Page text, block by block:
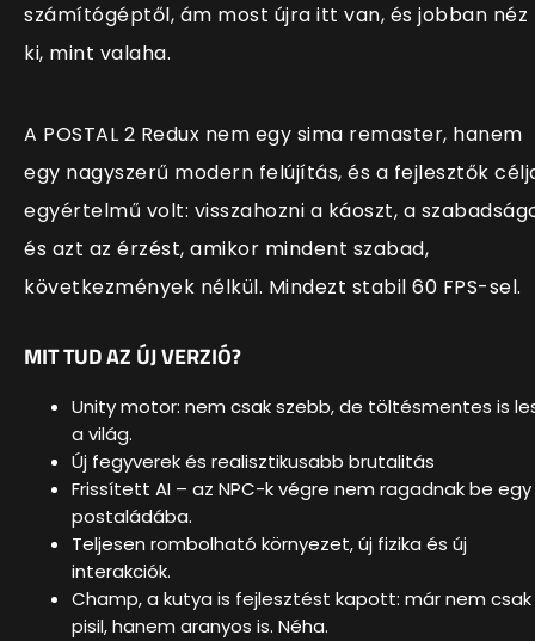
számítógéptől, ám most újra itt van, és jobban néz
ki, mint valaha.
A POSTAL 2 Redux nem egy sima remaster, hanem
egy nagyszerű modern felújítás, és a fejlesztők
egyértelmű volt: visszahozni a káoszt, a
és azt az érzést, amikor mindent szabad,
következmények nélkül. Mindezt stabil 60 FPS-sel.
MIT TUD AZ ÚJ VERZIÓ?
Unity motor: nem csak szebb, de töltésmentes is
a világ.
Új fegyverek és realisztikusabb brutalitás
Frissített AI – az NPC-k végre nem ragadnak be egy
postaládába.
Teljesen rombolható környezet, új fizika és új
interakciók.
Champ, a kutya is fejlesztést kapott: már nem csak
pisil, hanem aranyos is. Néha.